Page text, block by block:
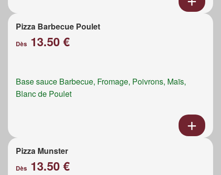
Pizza Barbecue Poulet
Dès 13.50 €
Base sauce Barbecue, Fromage, Poivrons, Maïs,
Blanc de Poulet
Pizza Munster
Dès 13.50 €